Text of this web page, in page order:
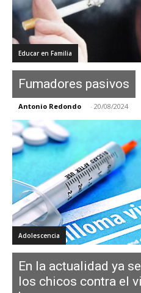
Educar en Familia
Fumadores pasivos
Antonio Redondo - 20/08/2024
Adolescencia
En la actualidad ya
los chicos contra el